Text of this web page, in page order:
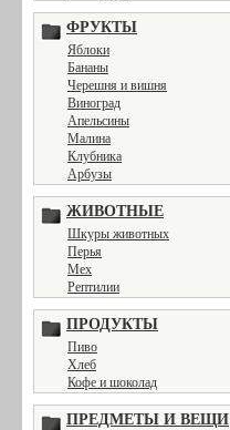
ФРУКТЫ
Яблоки
Бананы
Черешня и вишня
Виноград
Апельсины
Малина
Клубника
Арбузы
ЖИВОТНЫЕ
Шкуры животных
Перья
Мех
Рептилии
ПРОДУКТЫ
Пиво
Хлеб
Кофе и шоколад
ПРЕДМЕТЫ И ВЕЩИ